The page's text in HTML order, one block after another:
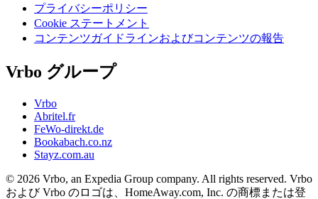
プライバシーポリシー
Cookie ステートメント
コンテンツガイドラインおよびコンテンツの報告
Vrbo グループ
Vrbo
Abritel.fr
FeWo-direkt.de
Bookabach.co.nz
Stayz.com.au
© 2026 Vrbo, an Expedia Group company. All rights reserved. Vrbo
および Vrbo のロゴは、HomeAway.com, Inc. の商標または登